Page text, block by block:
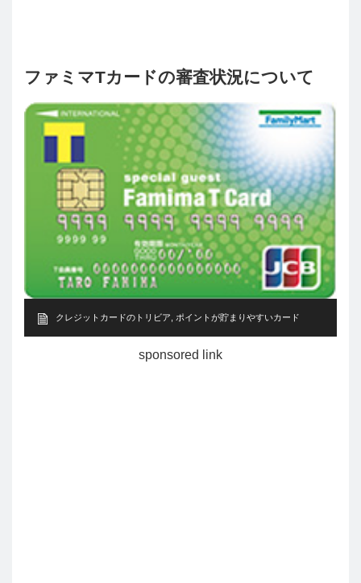
ファミマTカードの審査状況について
クレジットカードのトリビア, ポイントが貯まりやすいカード
sponsored link